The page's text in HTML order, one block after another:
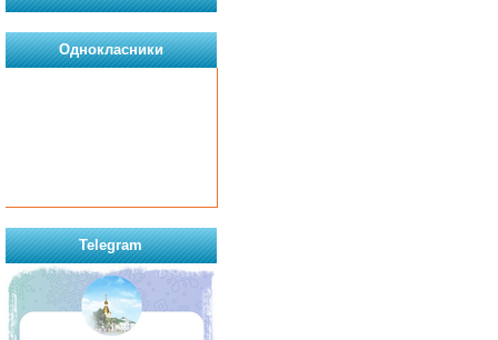
Однокласники
Telegram